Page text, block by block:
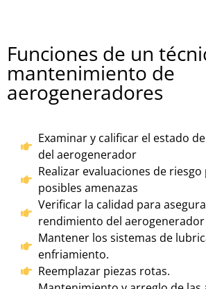
Funciones de un
mantenimiento de
aerogeneradores
Examinar y calificar el estado
del aerogenerador
Realizar evaluaciones de
posibles amenazas
Verificar la calidad para
rendimiento del aerogenerador
Mantener los sistemas de
enfriamiento.
Reemplazar piezas rotas.